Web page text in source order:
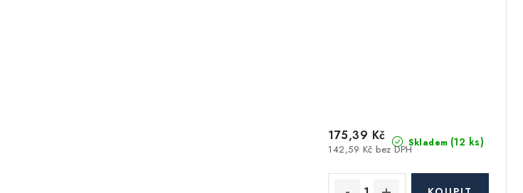
Skladem (12 ks)
142,59 Kč bez DPH
175,39 Kč